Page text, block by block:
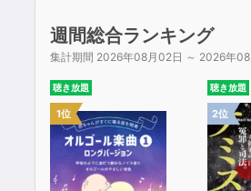
週間総合ランキング
集計期間 2026年08月02日 ～ 2026年
聴き放題
1位
聴き放題
2位